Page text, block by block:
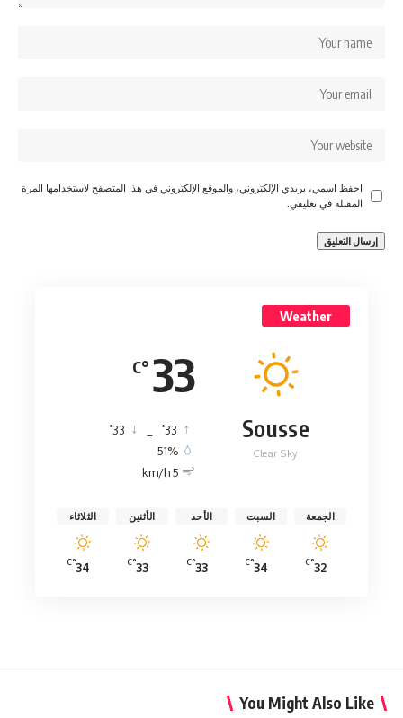
احفظ اسمي، بريدي الإلكتروني، والموقع الإلكتروني في هذا المتصفح لاستخدامها المرة
المقبلة في تعليقي.
Weather
33
°C
Sousse
Clear Sky
33
°
33
°
51%
5 km/h
الجمعة
32
°C
السبت
34
°C
الأحد
33
°C
الأثنين
33
°C
الثلاثاء
34
°C
You Might Also Like